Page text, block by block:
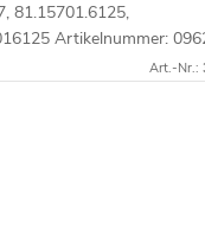
81.15701.6125,
Artikelnummer:
Art.-Nr.: